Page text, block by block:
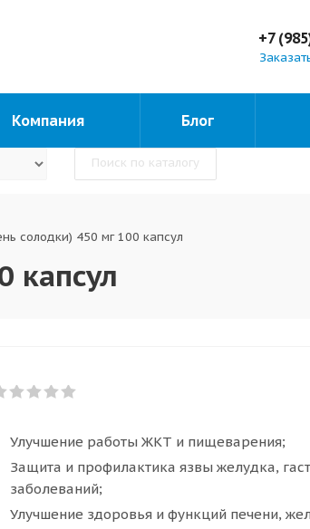
+7
Компания Блог
Поиск по каталогу
солодки) 450 мг 100 капсул
капсул
Улучшение работы ЖКТ и пищеварения;
Защита и профилактика язвы желудка,
заболеваний;
Улучшение здоровья и функций печени,